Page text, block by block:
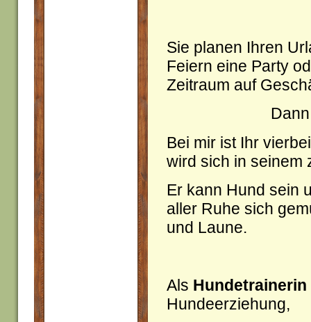
Sie planen Ihren
Feiern eine Party
Zeitraum auf
Bei mir ist Ihr
wird sich in seinem
Er kann Hund sein
aller Ruhe sich
und Laune.
Als Hundetrainerin
Hundeerziehung,